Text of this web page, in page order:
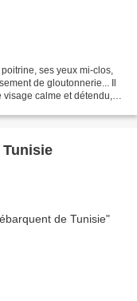
ses yeux mi-clos,
de gloutonnerie... Il
calme et détendu,
Tunisie